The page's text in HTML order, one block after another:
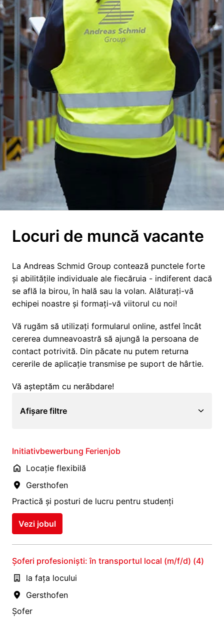
Locuri de muncă vacante
La Andreas Schmid Group contează punctele forte
și abilitățile individuale ale fiecăruia - indiferent dacă
se află la birou, în hală sau la volan. Alăturați-vă
echipei noastre și formați-vă viitorul cu noi!
Vă rugăm să utilizați formularul online, astfel încât
cererea dumneavoastră să ajungă la persoana de
contact potrivită. Din păcate nu putem returna
cererile de aplicație transmise pe suport de hârtie.
Vă așteptăm cu nerăbdare!
Afișare filtre
Initiativbewerbung Ferienjob
Locație flexibilă
Gersthofen
Practică și posturi de lucru pentru studenți
Vezi jobul
Șoferi profesioniști: în transportul local (m/f/d) (4)
la fața locului
Gersthofen
Șofer